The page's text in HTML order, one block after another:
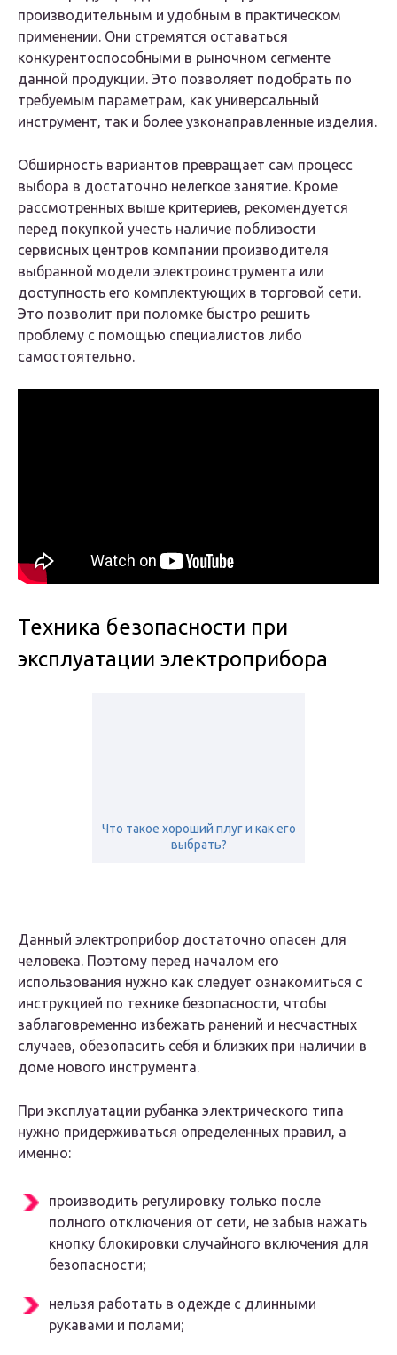
производительным и удобным в практическом
применении. Они стремятся оставаться
конкурентоспособными в рыночном сегменте
данной продукции. Это позволяет подобрать по
требуемым параметрам, как универсальный
инструмент, так и более узконаправленные изделия.
Обширность вариантов превращает сам процесс
выбора в достаточно нелегкое занятие. Кроме
рассмотренных выше критериев, рекомендуется
перед покупкой учесть наличие поблизости
сервисных центров компании производителя
выбранной модели электроинструмента или
доступность его комплектующих в торговой сети.
Это позволит при поломке быстро решить
проблему с помощью специалистов либо
самостоятельно.
Техника безопасности при
эксплуатации электроприбора
Что такое хороший плуг и как его
выбрать?
Данный электроприбор достаточно опасен для
человека. Поэтому перед началом его
использования нужно как следует ознакомиться с
инструкцией по технике безопасности, чтобы
заблаговременно избежать ранений и несчастных
случаев, обезопасить себя и близких при наличии в
доме нового инструмента.
При эксплуатации рубанка электрического типа
нужно придерживаться определенных правил, а
именно:
производить регулировку только после
полного отключения от сети, не забыв нажать
кнопку блокировки случайного включения для
безопасности;
нельзя работать в одежде с длинными
рукавами и полами;